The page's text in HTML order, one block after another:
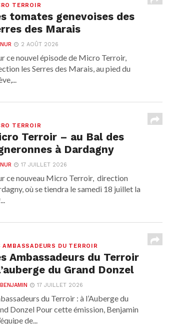
TERROIR
tomates genevoises des
des Marais
NUR 2 AOÛT 2026
ce nouvel épisode de Micro Terroir,
les Serres des Marais, au pied du
TERROIR
Terroir – au Bal des
à Dardagny
NUR 17 JUILLET 2026
ce nouveau Micro Terroir, direction
où se tiendra le samedi 18 juillet la
AMBASSADEURS DU TERROIR
Ambassadeurs du Terroir
du Grand Donzel
BENJAMIN 17 JUILLET 2026
du Terroir : à l’Auberge du
Donzel Pour cette émission, Benjamin
de...